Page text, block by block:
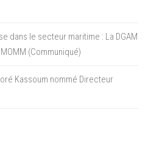
dans le secteur maritime : La DGAM
(Communiqué)
Kassoum nommé Directeur